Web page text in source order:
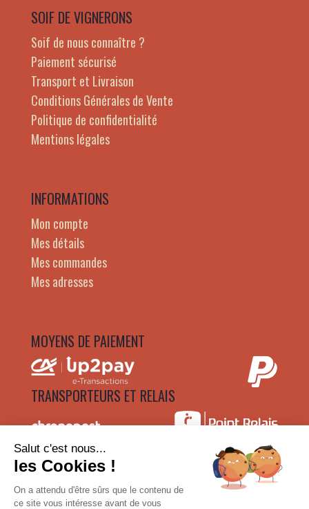
SOIF DE VIGNERONS
Soif de nous connaître ?
Paiement sécurisé
Transport et Livraison
Conditions Générales de Vente
Politique de confidentialité
Mentions légales
INFORMATIONS
Mon compte
Mes détails
Mes commandes
Mes adresses
MOYENS DE PAIEMENT
TRANSPORTEURS ET RELAIS
La vente d’alcool est strictement interdite aux mineurs.
Salut c'est nous...
les Cookies !
On a attendu d'être sûrs que le contenu de
ce site vous intéresse avant de vous